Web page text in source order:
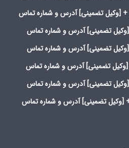
+ [وکیل تضمینی] آدرس و شماره تماس
[وکیل تضمینی] آدرس و شماره تماس
[وکیل تضمینی] آدرس و شماره تماس
[وکیل تضمینی] آدرس و شماره تماس
[وکیل تضمینی] آدرس و شماره تماس
[وکیل تضمینی] آدرس و شماره تماس